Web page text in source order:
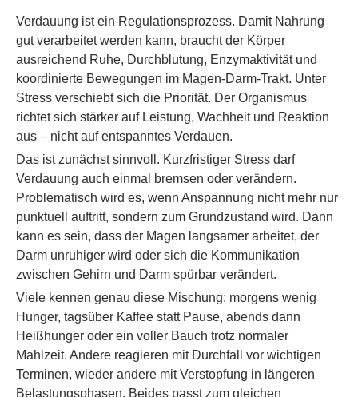
Verdauung ist ein Regulationsprozess. Damit Nahrung
gut verarbeitet werden kann, braucht der Körper
ausreichend Ruhe, Durchblutung, Enzymaktivität und
koordinierte Bewegungen im Magen-Darm-Trakt. Unter
Stress verschiebt sich die Priorität. Der Organismus
richtet sich stärker auf Leistung, Wachheit und Reaktion
aus – nicht auf entspanntes Verdauen.
Das ist zunächst sinnvoll. Kurzfristiger Stress darf
Verdauung auch einmal bremsen oder verändern.
Problematisch wird es, wenn Anspannung nicht mehr nur
punktuell auftritt, sondern zum Grundzustand wird. Dann
kann es sein, dass der Magen langsamer arbeitet, der
Darm unruhiger wird oder sich die Kommunikation
zwischen Gehirn und Darm spürbar verändert.
Viele kennen genau diese Mischung: morgens wenig
Hunger, tagsüber Kaffee statt Pause, abends dann
Heißhunger oder ein voller Bauch trotz normaler
Mahlzeit. Andere reagieren mit Durchfall vor wichtigen
Terminen, wieder andere mit Verstopfung in längeren
Belastungsphasen. Beides passt zum gleichen